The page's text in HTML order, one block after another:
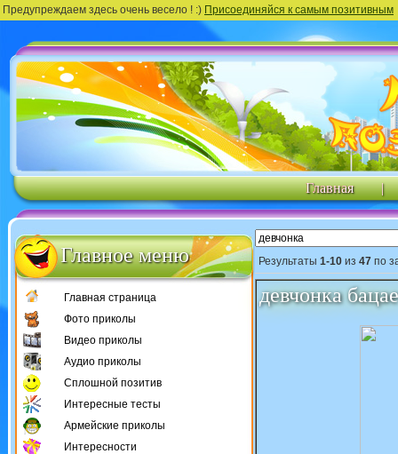
Предупреждаем здесь очень весело ! :) Присоединяйся к самым позитивным
Главная |
Главное меню
Главная страница
Фото приколы
Видео приколы
Аудио приколы
Сплошной позитив
Интересные тесты
Армейские приколы
Интересности
Результаты 1-10 из 47 по
девчонка